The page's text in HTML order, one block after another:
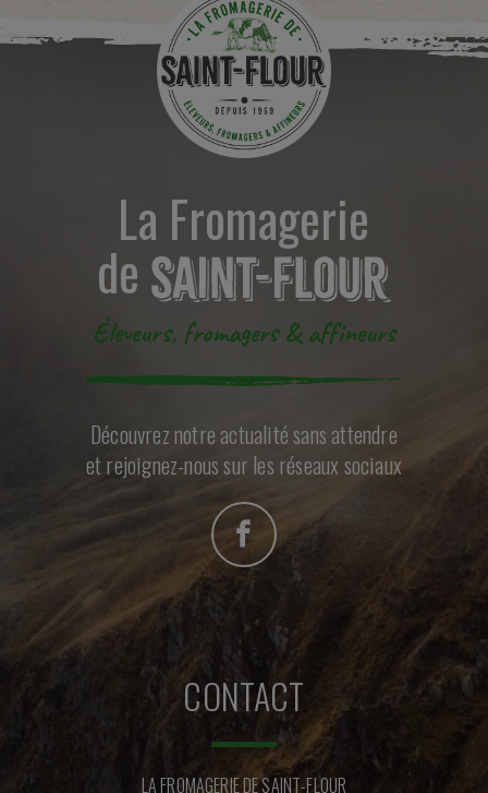
La Fromagerie
de
Éleveurs, fromagers & affineurs
Découvrez notre actualité sans attendre
et rejoignez-nous sur les réseaux sociaux
CONTACT
LA FROMAGERIE DE SAINT-FLOUR